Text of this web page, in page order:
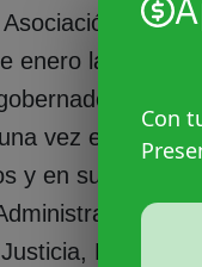
Con
enero la
Jorge
vez en
y en su lugar se
Lourdes